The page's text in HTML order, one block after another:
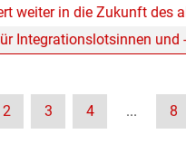
weiter in die Zukunft des
Integrationslotsinnen und
2 3 4 ... 8